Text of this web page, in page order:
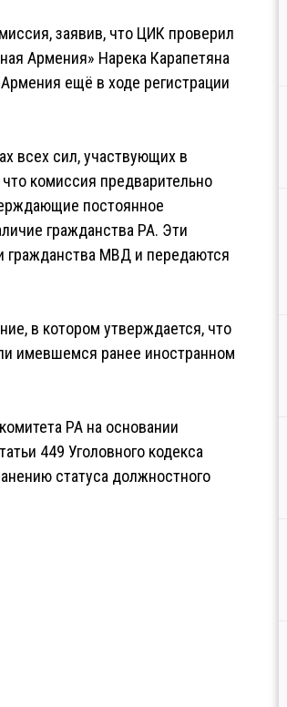
заявив, что ЦИК проверил
Армения» Нарека Карапетяна
ещё в ходе регистрации
всех сил, участвующих в
комиссия предварительно
постоянное
гражданства РА. Эти
гражданства МВД и передаются
в котором утверждается, что
имевшемся ранее иностранном
РА на основании
449 Уголовного кодекса
статуса должностного